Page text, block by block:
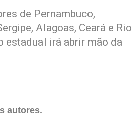
de Pernambuco,
Alagoas, Ceará e Rio
estadual irá abrir mão da
autores.